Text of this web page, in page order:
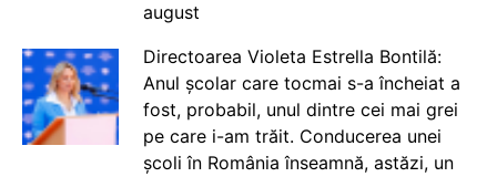
august
Directoarea Violeta Estrella Bontilă:
Anul școlar care tocmai s-a încheiat a
fost, probabil, unul dintre cei mai grei
pe care i-am trăit. Conducerea unei
școli în România înseamnă, astăzi, un